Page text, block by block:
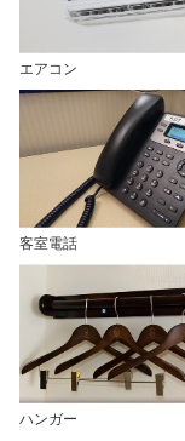
エアコン
客室電話
ハンガー